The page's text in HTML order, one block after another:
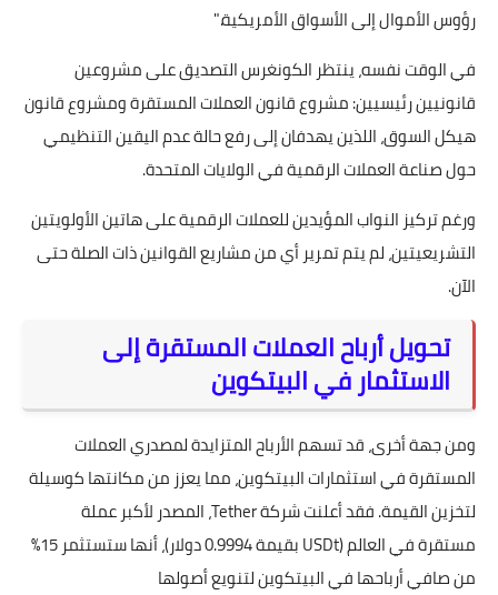
رؤوس الأموال إلى الأسواق الأمريكية."
في الوقت نفسه، ينتظر الكونغرس التصديق على مشروعين
قانونيين رئيسيين: مشروع قانون العملات المستقرة ومشروع قانون
هيكل السوق، اللذين يهدفان إلى رفع حالة عدم اليقين التنظيمي
حول صناعة العملات الرقمية في الولايات المتحدة.
ورغم تركيز النواب المؤيدين للعملات الرقمية على هاتين الأولويتين
التشريعيتين، لم يتم تمرير أي من مشاريع القوانين ذات الصلة حتى
الآن.
تحويل أرباح العملات المستقرة إلى
الاستثمار في البيتكوين
ومن جهة أخرى، قد تسهم الأرباح المتزايدة لمصدري العملات
المستقرة في استثمارات البيتكوين، مما يعزز من مكانتها كوسيلة
لتخزين القيمة. فقد أعلنت شركة Tether، المصدر لأكبر عملة
مستقرة في العالم (USDt بقيمة 0.9994 دولار)، أنها ستستثمر 15%
من صافي أرباحها في البيتكوين لتنويع أصولها